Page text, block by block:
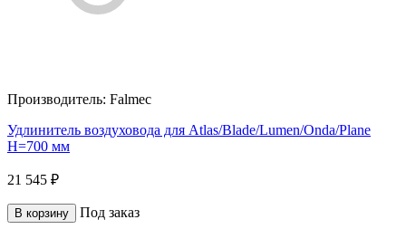
Производитель: Falmec
Удлинитель воздуховода для Atlas/Blade/Lumen/Onda/Plane
H=700 мм
21 545 ₽
В корзину Под заказ